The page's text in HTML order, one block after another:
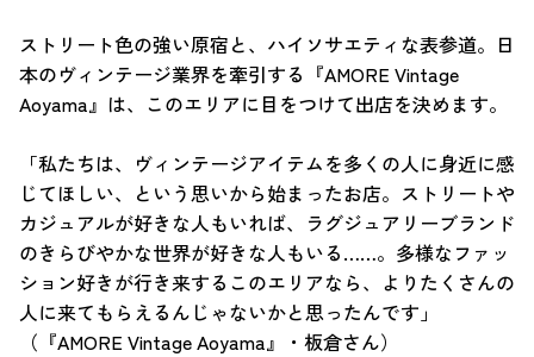
ストリート色の強い原宿と、ハイソサエティな表参道。日
本のヴィンテージ業界を牽引する『AMORE Vintage
Aoyama』は、このエリアに目をつけて出店を決めます。
「私たちは、ヴィンテージアイテムを多くの人に身近に感
じてほしい、という思いから始まったお店。ストリートや
カジュアルが好きな人もいれば、ラグジュアリーブランド
のきらびやかな世界が好きな人もいる……。多様なファッ
ション好きが行き来するこのエリアなら、よりたくさんの
人に来てもらえるんじゃないかと思ったんです」
（『AMORE Vintage Aoyama』・板倉さん）